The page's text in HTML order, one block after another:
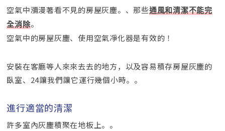
空氣中瀰漫著看不見的房屋灰塵。、那些通風和清潔不能完
全消除。
空氣中的房屋灰塵、使用空氣凈化器是有效的！
安裝在客廳等人來來去去的地方，以及容易積存房屋灰塵的
臥室、24讓我們讓它運行幾個小時。。
進行適當的清潔
許多室內灰塵積聚在地板上。。